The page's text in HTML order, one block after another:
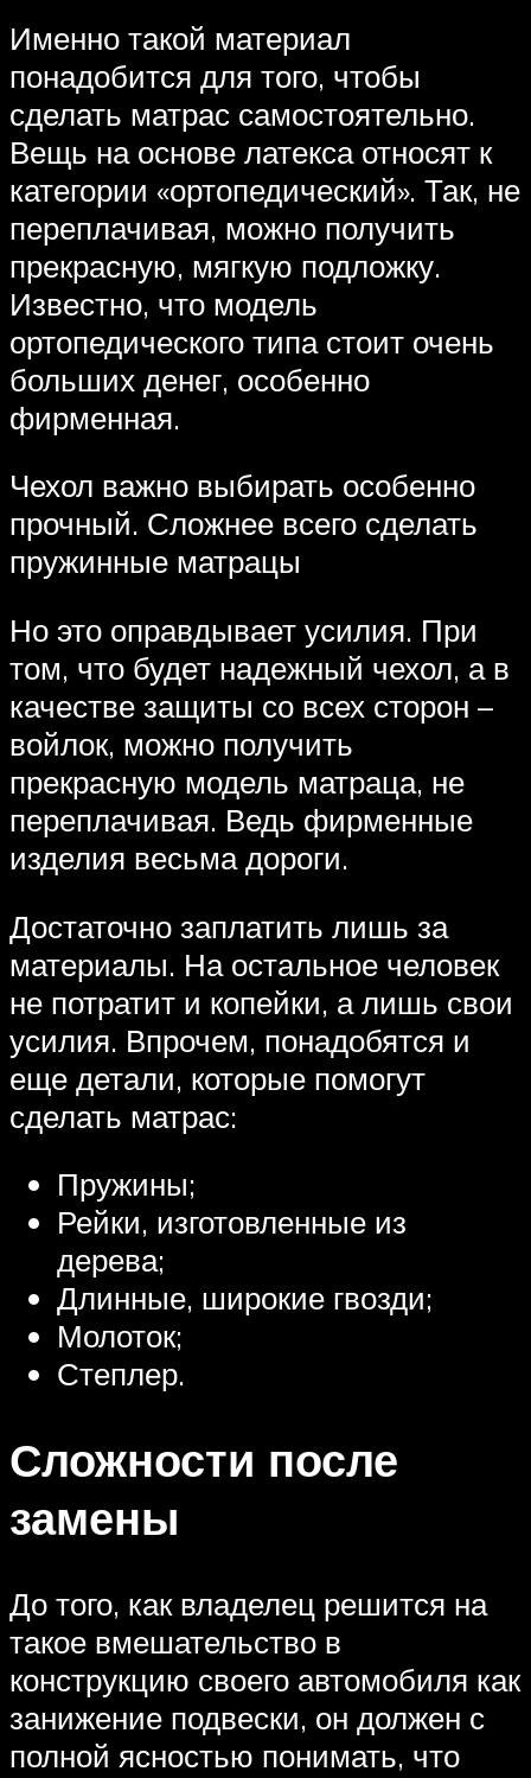
Именно такой материал
понадобится для того, чтобы
сделать матрас самостоятельно.
Вещь на основе латекса относят к
категории «ортопедический». Так, не
переплачивая, можно получить
прекрасную, мягкую подложку.
Известно, что модель
ортопедического типа стоит очень
больших денег, особенно
фирменная.
Чехол важно выбирать особенно
прочный. Сложнее всего сделать
пружинные матрацы
Но это оправдывает усилия. При
том, что будет надежный чехол, а в
качестве защиты со всех сторон –
войлок, можно получить
прекрасную модель матраца, не
переплачивая. Ведь фирменные
изделия весьма дороги.
Достаточно заплатить лишь за
материалы. На остальное человек
не потратит и копейки, а лишь свои
усилия. Впрочем, понадобятся и
еще детали, которые помогут
сделать матрас:
Пружины;
Рейки, изготовленные из
дерева;
Длинные, широкие гвозди;
Молоток;
Степлер.
Сложности после
замены
До того, как владелец решится на
такое вмешательство в
конструкцию своего автомобиля как
занижение подвески, он должен с
полной ясностью понимать, что